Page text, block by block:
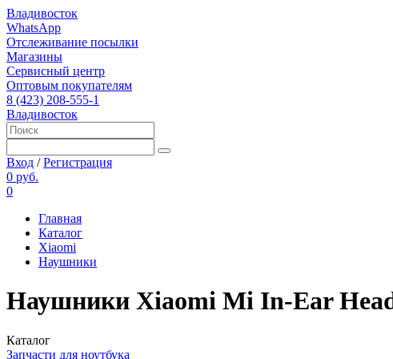
Владивосток
WhatsApp
Отслеживание посылки
Магазины
Сервисный центр
Оптовым покупателям
8 (423) 208-555-1
Владивосток
Вход /Регистрация
0 руб.
0
Главная
Каталог
Xiaomi
Наушники
Наушники Xiaomi Mi In-Ear
Каталог
Запчасти для ноутбука